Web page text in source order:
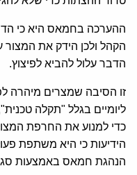
ההערכה בחמאס היא כי
הקהל ולכן הידק את המצור
הדבר עלול להביא לפיצוץ.
זו הסיבה שמצרים מיהרה
ליומיים בגלל "תקלה
כדי למנוע את החרפת
הידיעות כי היא משתפת
הנהגת חמאס באמצעות